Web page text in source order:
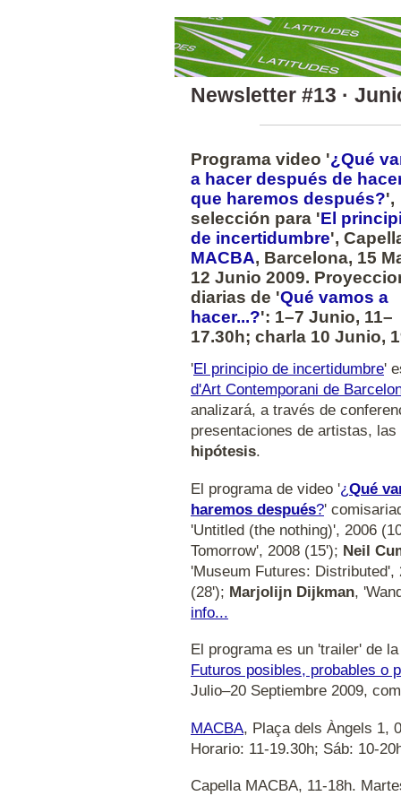
Newsletter #13 ·
Programa video '¿Qué
a hacer después de
que haremos después?',
selección para 'El
de incertidumbre',
MACBA, Barcelona, 15
12 Junio 2009.
diarias de 'Qué vamos a
hacer...?': 1–7 Junio, 11–
17.30h; charla 10 Junio,
'El principio de incertidumbre'
d'Art Contemporani de
analizará, a través de
presentaciones de artistas, las
hipótesis.
El programa de video '¿Qué
haremos después?'
'Untitled (the nothing)', 2006
Tomorrow', 2008 (15'); Neil
'Museum Futures:
(28'); Marjolijn Dijkman,
info...
El programa es un 'trailer' de
Futuros posibles, probables o
Julio–20 Septiembre 2009,
MACBA, Plaça dels Àngels 1,
Horario: 11-19.30h; Sáb: 10-
Capella MACBA, 11-18h.